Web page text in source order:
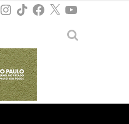
Instagram
TikTokFacebook
X YouTube